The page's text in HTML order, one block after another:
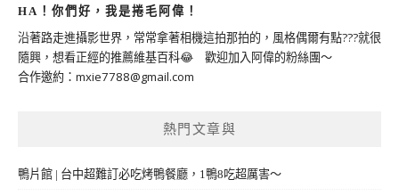
HA！你們好，我是捲毛阿偉！
沿著路走進攝影世界，常常拿著相機這拍那拍的，風格偶爾有點???就很
隨興，想看正經的推薦維基百科😂 歡迎加入阿偉的粉絲團～
合作邀約： mxie7788@gmail.com
熱門文章與
鴨片館 | 台中超難訂必吃烤鴨餐廳，1鴨8吃超厲害～